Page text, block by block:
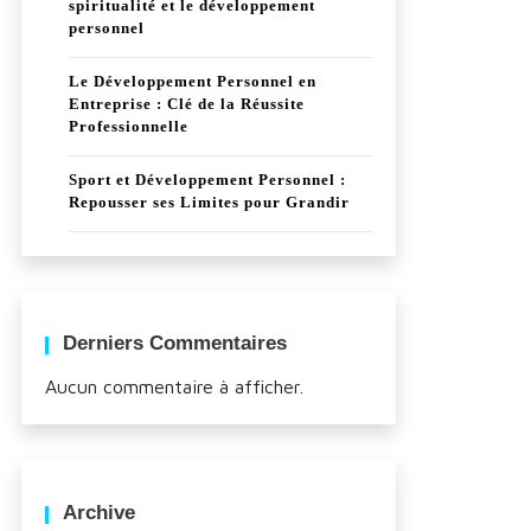
spiritualité et le développement
personnel
Le Développement Personnel en
Entreprise : Clé de la Réussite
Professionnelle
Sport et Développement Personnel :
Repousser ses Limites pour Grandir
Derniers Commentaires
Aucun commentaire à afficher.
Archive